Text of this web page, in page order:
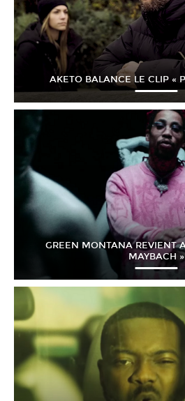
AKETO BALANCE LE CLIP «
GREEN MONTANA REVIENT
MAYBACH »